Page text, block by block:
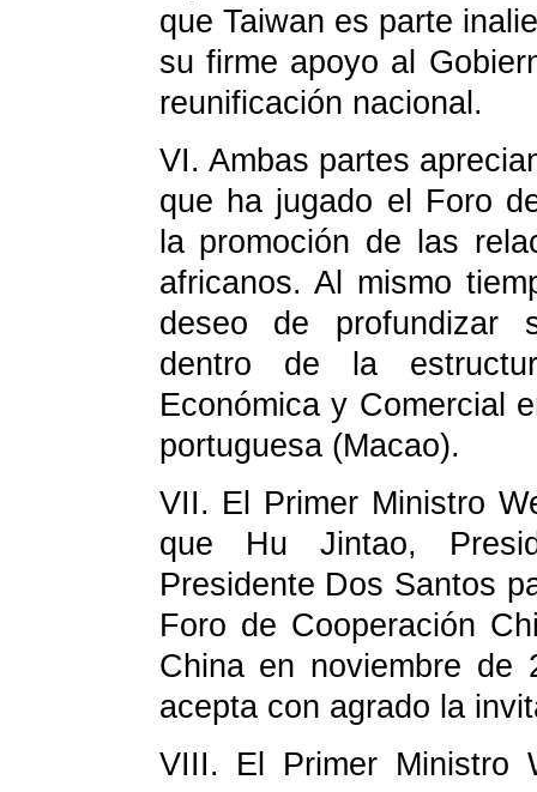
que Taiwan es parte
su firme apoyo al
reunificación nacional.
VI. Ambas partes
que ha jugado el Foro
la promoción de las
africanos. Al mismo
deseo de profundizar
dentro de la
Económica y Comercial
portuguesa (Macao).
VII. El Primer Ministro
que Hu Jintao,
Presidente Dos Santos
Foro de Cooperación
China en noviembre de
acepta con agrado la
VIII. El Primer Ministro